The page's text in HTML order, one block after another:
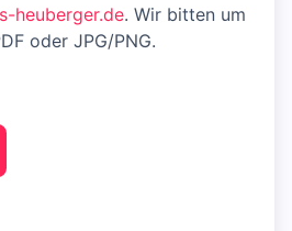
heuberger.de. Wir bitten um
oder JPG/PNG.